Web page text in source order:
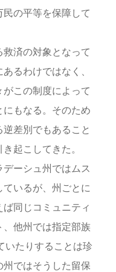
の平等を保障して
済の対象となって
るわけではなく、
この制度によって
もなる。そのため
差別でもあること
起こしてきた。
ーシュ州ではムス
いるが、州ごとに
同じコミュニティ
、他州では指定部族
いたりすることは珍
州ではそうした留保